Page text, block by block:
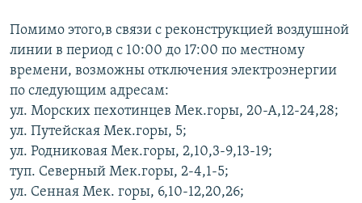
Помимо этого,в связи с реконструкцией воздушной
линии в период с 10:00 до 17:00 по местному
времени, возможны отключения электроэнергии
по следующим адресам:
ул. Морских пехотинцев Мек.горы, 20-А,12-24,28;
ул. Путейская Мек.горы, 5;
ул. Родниковая Мек.горы, 2,10,3-9,13-19;
туп. Северный Мек.горы, 2-4,1-5;
ул. Сенная Мек. горы, 6,10-12,20,26;